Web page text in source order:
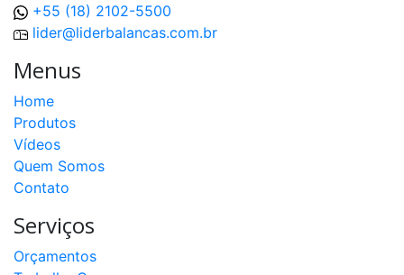
+55 (18) 2102-5500
lider@liderbalancas.com.br
Menus
Home
Produtos
Vídeos
Quem Somos
Contato
Serviços
Orçamentos